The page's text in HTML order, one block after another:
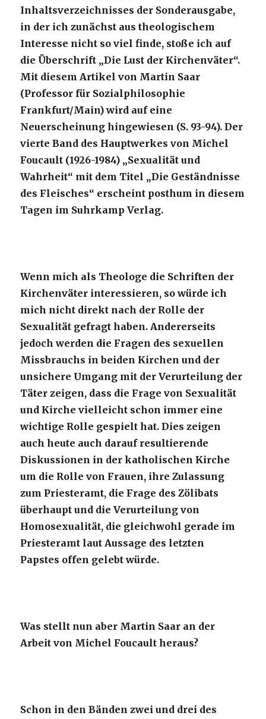
Inhaltsverzeichnisses der Sonderausgabe,
in der ich zunächst aus theologischem
Interesse nicht so viel finde, stoße ich auf
die Überschrift „Die Lust der Kirchenväter“.
Mit diesem Artikel von Martin Saar
(Professor für Sozialphilosophie
Frankfurt/Main) wird auf eine
Neuerscheinung hingewiesen (S. 93-94). Der
vierte Band des Hauptwerkes von Michel
Foucault (1926-1984) „Sexualität und
Wahrheit“ mit dem Titel „Die Geständnisse
des Fleisches“ erscheint posthum in diesem
Tagen im Suhrkamp Verlag.
Wenn mich als Theologe die Schriften der
Kirchenväter interessieren, so würde ich
mich nicht direkt nach der Rolle der
Sexualität gefragt haben. Andererseits
jedoch werden die Fragen des sexuellen
Missbrauchs in beiden Kirchen und der
unsichere Umgang mit der Verurteilung der
Täter zeigen, dass die Frage von Sexualität
und Kirche vielleicht schon immer eine
wichtige Rolle gespielt hat. Dies zeigen
auch heute auch darauf resultierende
Diskussionen in der katholischen Kirche
um die Rolle von Frauen, ihre Zulassung
zum Priesteramt, die Frage des Zölibats
überhaupt und die Verurteilung von
Homosexualität, die gleichwohl gerade im
Priesteramt laut Aussage des letzten
Papstes offen gelebt würde.
Was stellt nun aber Martin Saar an der
Arbeit von Michel Foucault heraus?
Schon in den Bänden zwei und drei des